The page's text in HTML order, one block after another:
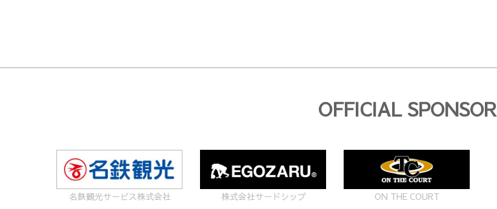
OFFICIAL SPONSOR
名鉄観光サービス株式会社 株式会社サードシップ ON THE COURT